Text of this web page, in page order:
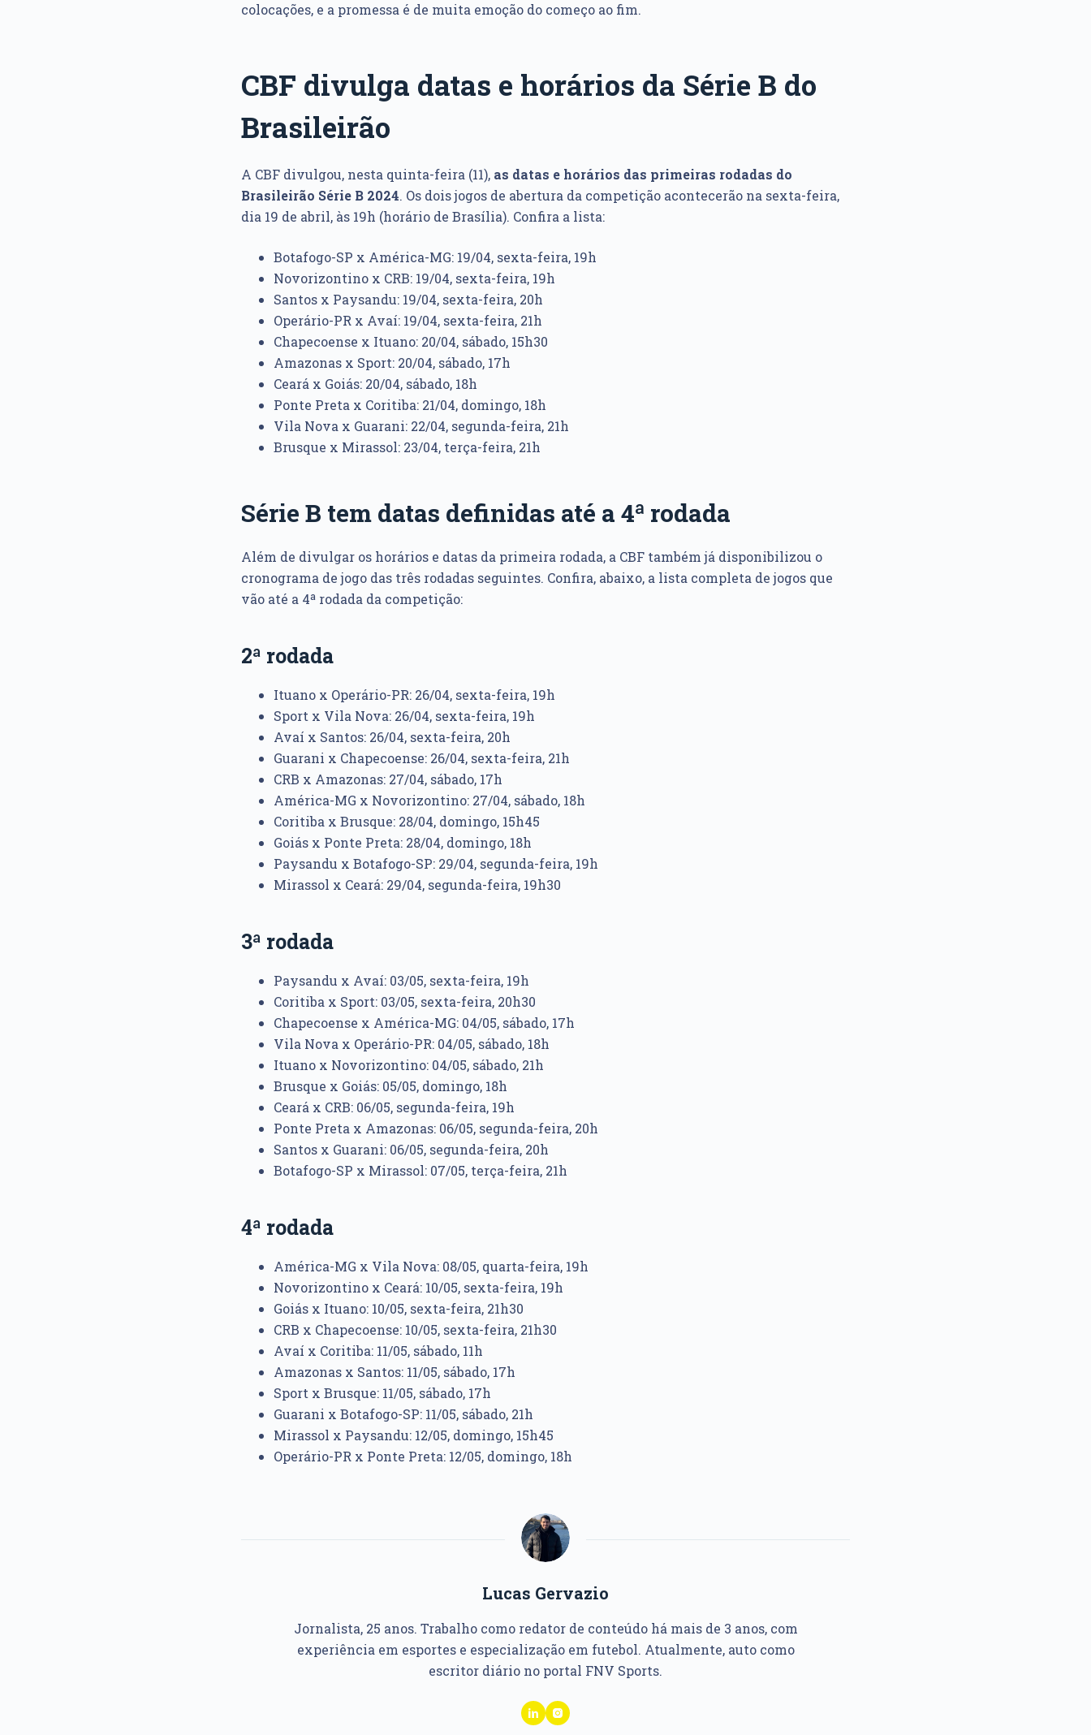
colocações, e a promessa é de muita emoção do começo ao fim.
CBF divulga datas e horários da Série B do
Brasileirão
A CBF divulgou, nesta quinta-feira (11), as datas e horários das primeiras rodadas do
Brasileirão Série B 2024. Os dois jogos de abertura da competição acontecerão na sexta-feira,
dia 19 de abril, às 19h (horário de Brasília). Confira a lista:
Botafogo-SP x América-MG: 19/04, sexta-feira, 19h
Novorizontino x CRB: 19/04, sexta-feira, 19h
Santos x Paysandu: 19/04, sexta-feira, 20h
Operário-PR x Avaí: 19/04, sexta-feira, 21h
Chapecoense x Ituano: 20/04, sábado, 15h30
Amazonas x Sport: 20/04, sábado, 17h
Ceará x Goiás: 20/04, sábado, 18h
Ponte Preta x Coritiba: 21/04, domingo, 18h
Vila Nova x Guarani: 22/04, segunda-feira, 21h
Brusque x Mirassol: 23/04, terça-feira, 21h
Série B tem datas definidas até a 4ª rodada
Além de divulgar os horários e datas da primeira rodada, a CBF também já disponibilizou o
cronograma de jogo das três rodadas seguintes. Confira, abaixo, a lista completa de jogos que
vão até a 4ª rodada da competição:
2ª rodada
Ituano x Operário-PR: 26/04, sexta-feira, 19h
Sport x Vila Nova: 26/04, sexta-feira, 19h
Avaí x Santos: 26/04, sexta-feira, 20h
Guarani x Chapecoense: 26/04, sexta-feira, 21h
CRB x Amazonas: 27/04, sábado, 17h
América-MG x Novorizontino: 27/04, sábado, 18h
Coritiba x Brusque: 28/04, domingo, 15h45
Goiás x Ponte Preta: 28/04, domingo, 18h
Paysandu x Botafogo-SP: 29/04, segunda-feira, 19h
Mirassol x Ceará: 29/04, segunda-feira, 19h30
3ª rodada
Paysandu x Avaí: 03/05, sexta-feira, 19h
Coritiba x Sport: 03/05, sexta-feira, 20h30
Chapecoense x América-MG: 04/05, sábado, 17h
Vila Nova x Operário-PR: 04/05, sábado, 18h
Ituano x Novorizontino: 04/05, sábado, 21h
Brusque x Goiás: 05/05, domingo, 18h
Ceará x CRB: 06/05, segunda-feira, 19h
Ponte Preta x Amazonas: 06/05, segunda-feira, 20h
Santos x Guarani: 06/05, segunda-feira, 20h
Botafogo-SP x Mirassol: 07/05, terça-feira, 21h
4ª rodada
América-MG x Vila Nova: 08/05, quarta-feira, 19h
Novorizontino x Ceará: 10/05, sexta-feira, 19h
Goiás x Ituano: 10/05, sexta-feira, 21h30
CRB x Chapecoense: 10/05, sexta-feira, 21h30
Avaí x Coritiba: 11/05, sábado, 11h
Amazonas x Santos: 11/05, sábado, 17h
Sport x Brusque: 11/05, sábado, 17h
Guarani x Botafogo-SP: 11/05, sábado, 21h
Mirassol x Paysandu: 12/05, domingo, 15h45
Operário-PR x Ponte Preta: 12/05, domingo, 18h
Lucas Gervazio
Jornalista, 25 anos. Trabalho como redator de conteúdo há mais de 3 anos, com
experiência em esportes e especialização em futebol. Atualmente, auto como
escritor diário no portal FNV Sports.